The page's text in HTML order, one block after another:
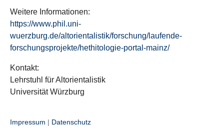
Weitere Informationen:
https://www.phil.uni-
wuerzburg.de/altorientalistik/forschung/laufende-
forschungsprojekte/hethitologie-portal-mainz/
Kontakt:
Lehrstuhl für Altorientalistik
Universität Würzburg
Impressum | Datenschutz